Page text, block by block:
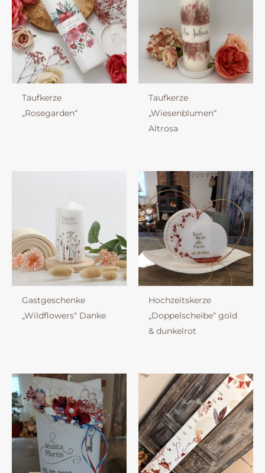
Taufkerze
„Rosegarden“
Taufkerze
„Wiesenblumen“
Altrosa
Gastgeschenke
„Wildflowers“ Danke
Hochzeitskerze
„Doppelscheibe“ gold
& dunkelrot